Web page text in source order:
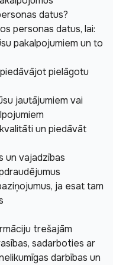
datus?
personas datus, lai:
pakalpojumiem un to
pielāgotu
un piedāvāt
un vajadzības
ja esat tam
trešajām
sadarboties ar
darbības un